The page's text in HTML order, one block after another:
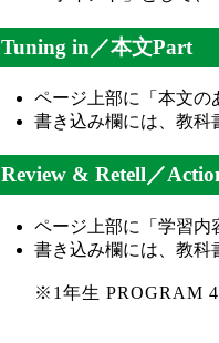
Tuning in／本文Part
ページ上部に「本文の
書き込み欄には、教科
Review & Retell／
ページ上部に「学習内
書き込み欄には、教科
※1年生 PROGRAM